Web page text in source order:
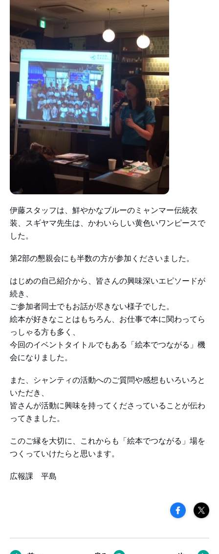
伊藤スタッフは、鮮やかなブルーのミャンマー伝統衣
装、スギヤマ先生は、かわいらしい黄色いワンピースで
した。
第2部の懇親会にも半数の方が参加くださいました。
はじめの自己紹介から、皆さんの興味深いエピソードが
続き、
ご参加者同士でもお話が尽きない様子でした。
絵本が好きなことはもちろん、お仕事で本に関わってら
っしゃる方も多く、
今回のイベントタイトルでもある「絵本でつながる」機
会になりました。
また、シャンティの活動へのご質問や感想もいろいろと
いただき、
皆さんが活動に興味を持ってくださっていることが伝わ
ってきました。
このご縁を大切に、これからも「絵本でつながる」場を
つくっていけたらと思います。
広報課 平島